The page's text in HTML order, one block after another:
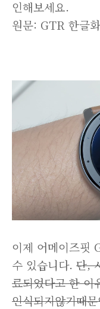
인해보세요.
원문: GTR 한글
이제 어메이즈핏
수 있습니다. 단,
료되었다고 한 이
인식되지않기때